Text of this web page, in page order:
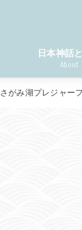
日本神話
About
さがみ湖プレジャー